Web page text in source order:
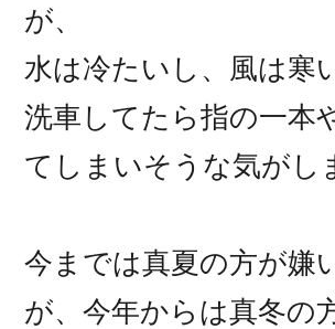
が、
水は冷たいし、風は寒
洗車してたら指の一本
てしまいそうな気がし
今までは真夏の方が嫌
が、今年からは真冬の